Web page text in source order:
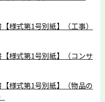
様式第1号別紙】（工事）
様式第1号別紙】（コンサ
様式第1号別紙】（物品の